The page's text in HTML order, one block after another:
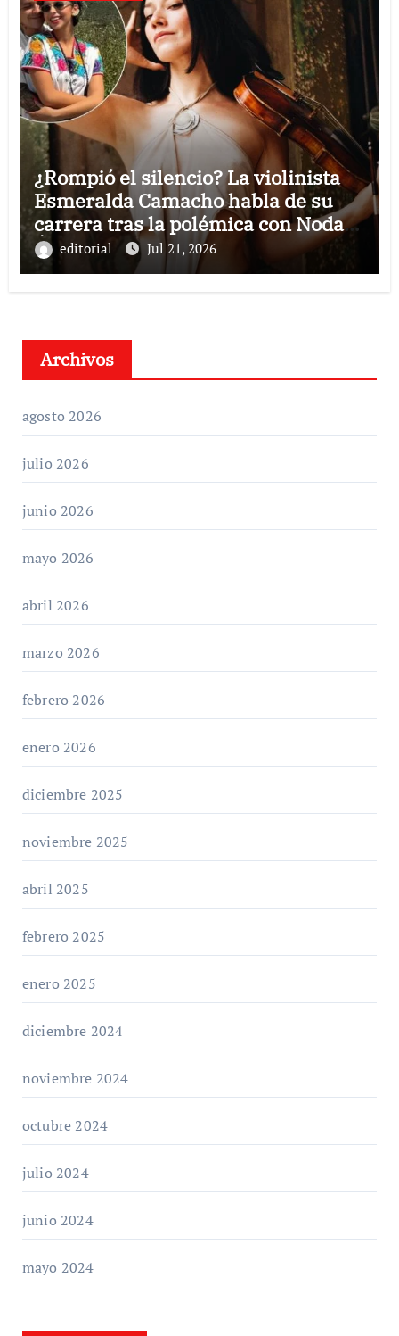
¿Rompió el silencio? La violinista
Esmeralda Camacho habla de su
carrera tras la polémica con Nodal y
Ángela Aguilar
editorial Jul 21, 2026
Archivos
agosto 2026
julio 2026
junio 2026
mayo 2026
abril 2026
marzo 2026
febrero 2026
enero 2026
diciembre 2025
noviembre 2025
abril 2025
febrero 2025
enero 2025
diciembre 2024
noviembre 2024
octubre 2024
julio 2024
junio 2024
mayo 2024